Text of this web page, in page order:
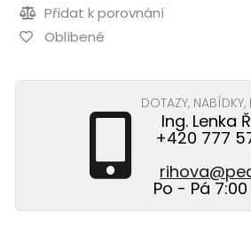
Přidat k porovnání
Oblíbené
DOTAZY, NABÍDKY,
Ing. Lenka
+420 777
Po - Pá